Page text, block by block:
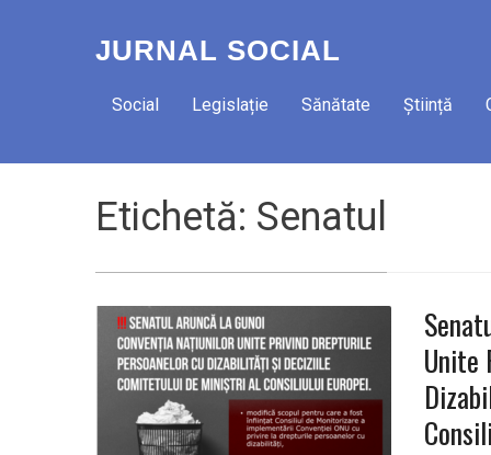
JURNAL SOCIAL
Social Legislație Sănătate Știință
Etichetă: Senatul
Unite